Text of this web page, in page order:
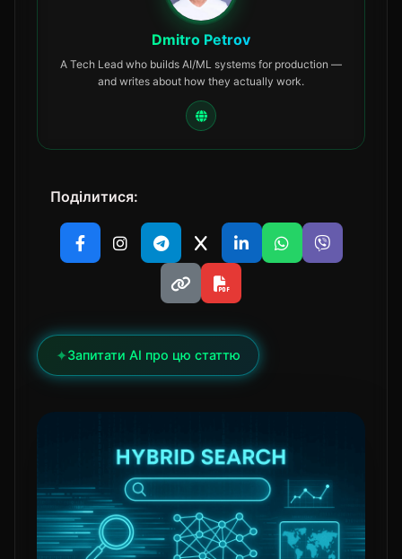
Dmitro Petrov
A Tech Lead who builds AI/ML systems for production —
and writes about how they actually work.
Поділитися:
✦Запитати AI про цю статтю